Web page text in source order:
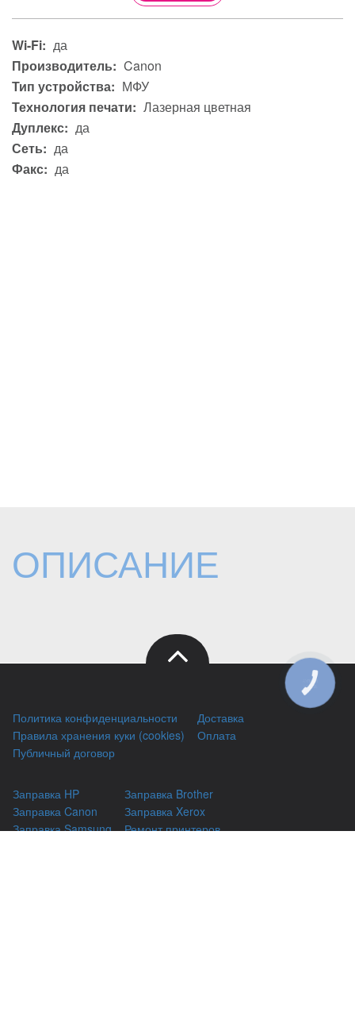
Wi-Fi: да
Производитель: Canon
Тип устройства: МФУ
Технология печати: Лазерная цветная
Дуплекс: да
Сеть: да
Факс: да
ОПИСАНИЕ
Политика конфиденциальности
Правила хранения куки (cookies)
Публичный договор
Доставка
Оплата
Заправка HP
Заправка Canon
Заправка Samsung
Заправка Brother
Заправка Xerox
Ремонт принтеров
КНОПКА
ЗВ'ЯЗКУ